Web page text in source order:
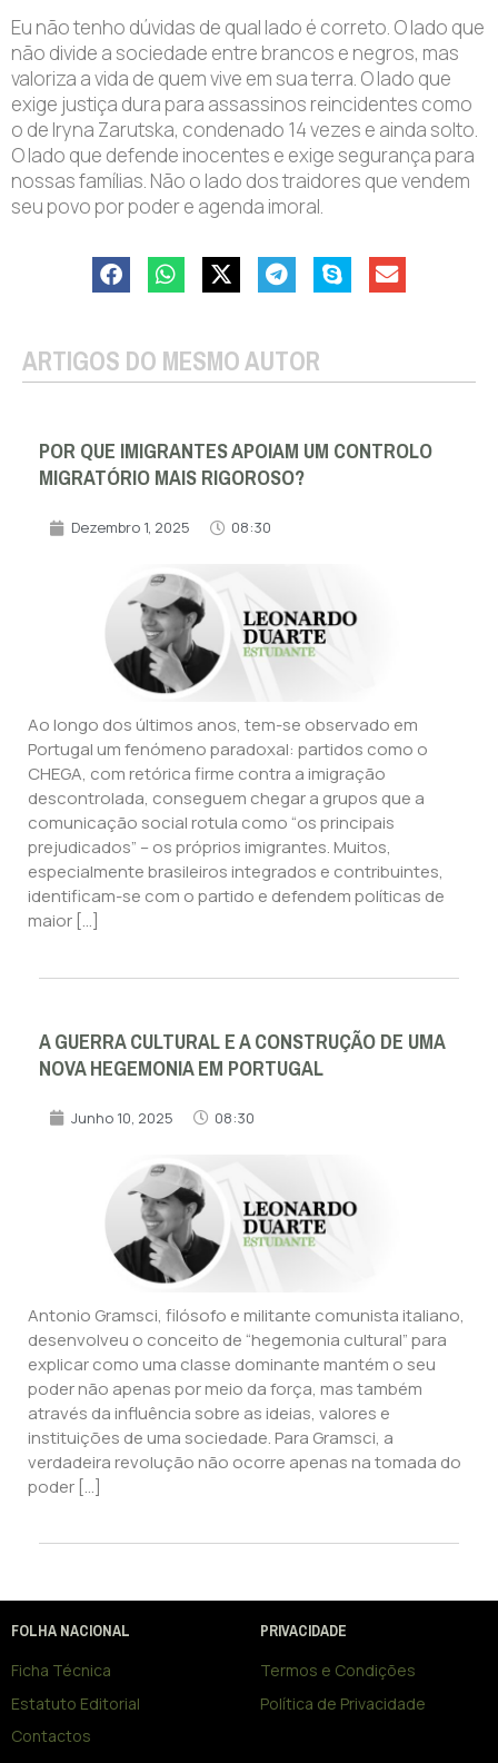
Eu não tenho dúvidas de qual lado é correto. O lado que
não divide a sociedade entre brancos e negros, mas
valoriza a vida de quem vive em sua terra. O lado que
exige justiça dura para assassinos reincidentes como
o de Iryna Zarutska, condenado 14 vezes e ainda solto.
O lado que defende inocentes e exige segurança para
nossas famílias. Não o lado dos traidores que vendem
seu povo por poder e agenda imoral.
ARTIGOS DO MESMO AUTOR
POR QUE IMIGRANTES APOIAM UM CONTROLO
MIGRATÓRIO MAIS RIGOROSO?
Dezembro 1, 2025 08:30
Ao longo dos últimos anos, tem-se observado em
Portugal um fenómeno paradoxal: partidos como o
CHEGA, com retórica firme contra a imigração
descontrolada, conseguem chegar a grupos que a
comunicação social rotula como “os principais
prejudicados” – os próprios imigrantes. Muitos,
especialmente brasileiros integrados e contribuintes,
identificam-se com o partido e defendem políticas de
maior […]
A GUERRA CULTURAL E A CONSTRUÇÃO DE UMA
NOVA HEGEMONIA EM PORTUGAL
Junho 10, 2025 08:30
Antonio Gramsci, filósofo e militante comunista italiano,
desenvolveu o conceito de “hegemonia cultural” para
explicar como uma classe dominante mantém o seu
poder não apenas por meio da força, mas também
através da influência sobre as ideias, valores e
instituições de uma sociedade. Para Gramsci, a
verdadeira revolução não ocorre apenas na tomada do
poder […]
FOLHA NACIONAL
Ficha Técnica
Estatuto Editorial
Contactos
PRIVACIDADE
Termos e Condições
Política de Privacidade